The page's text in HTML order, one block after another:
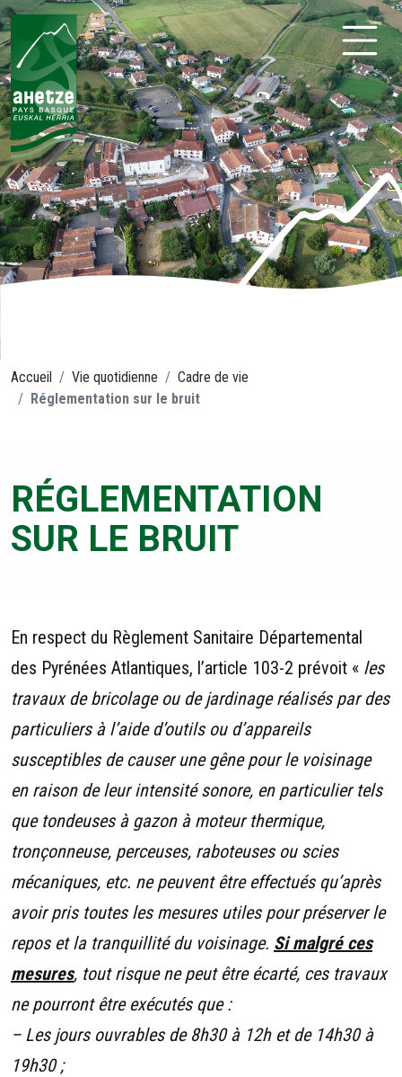
Aller
au
contenu
Ahetze
Accueil Vie quotidienne
Cadre de vie
Réglementation sur le bruit
RÉGLEMENTATION
SUR LE BRUIT
En respect du Règlement Sanitaire Départemental
des Pyrénées Atlantiques, l’article 103-2 prévoit « les
travaux de bricolage ou de jardinage réalisés par des
particuliers à l’aide d’outils ou d’appareils
susceptibles de causer une gêne pour le voisinage
en raison de leur intensité sonore, en particulier tels
que tondeuses à gazon à moteur thermique,
tronçonneuse, perceuses, raboteuses ou scies
mécaniques, etc. ne peuvent être effectués qu’après
avoir pris toutes les mesures utiles pour préserver le
repos et la tranquillité du voisinage. Si malgré ces
mesures, tout risque ne peut être écarté, ces travaux
ne pourront être exécutés que :
– Les jours ouvrables de 8h30 à 12h et de 14h30 à
19h30 ;